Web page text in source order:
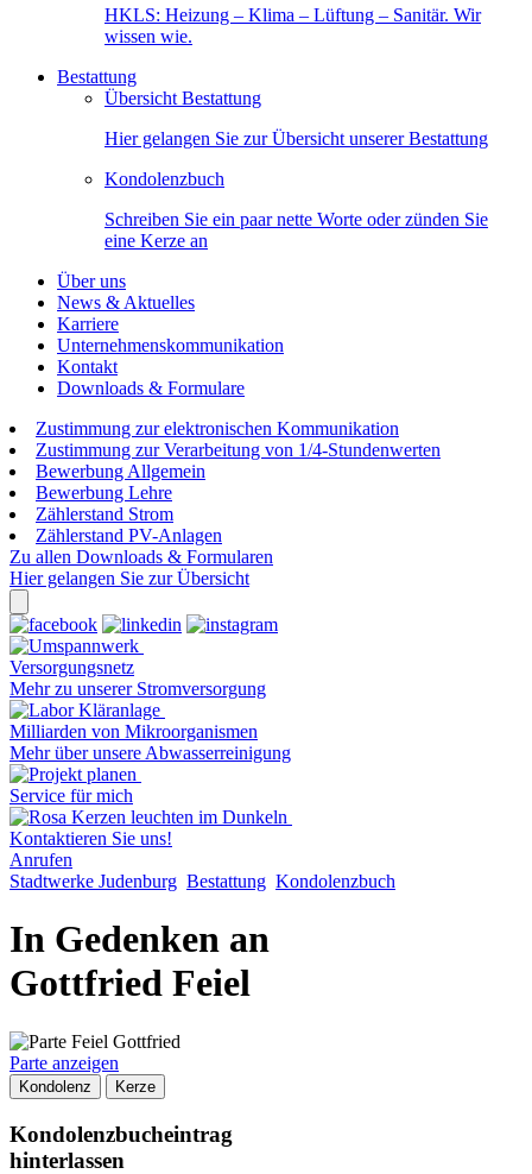
HKLS: Heizung – Klima – Lüftung – Sanitär. Wir
wissen wie.
Bestattung
Übersicht Bestattung
Hier gelangen Sie zur Übersicht unserer Bestattung
Kondolenzbuch
Schreiben Sie ein paar nette Worte oder zünden Sie
eine Kerze an
Über uns
News & Aktuelles
Karriere
Unternehmenskommunikation
Kontakt
Downloads & Formulare
Zustimmung zur elektronischen Kommunikation
Zustimmung zur Verarbeitung von 1/4-Stundenwerten
Bewerbung Allgemein
Bewerbung Lehre
Zählerstand Strom
Zählerstand PV-Anlagen
Zu allen Downloads & Formularen
Hier gelangen Sie zur Übersicht
Versorgungsnetz
Mehr zu unserer Stromversorgung
Milliarden von Mikroorganismen
Mehr über unsere Abwasserreinigung
Service für mich
Kontaktieren Sie uns!
Anrufen
Stadtwerke Judenburg Bestattung Kondolenzbuch
In Gedenken an
Gottfried Feiel
Parte anzeigen
Kondolenz Kerze
Kondolenzbucheintrag
hinterlassen